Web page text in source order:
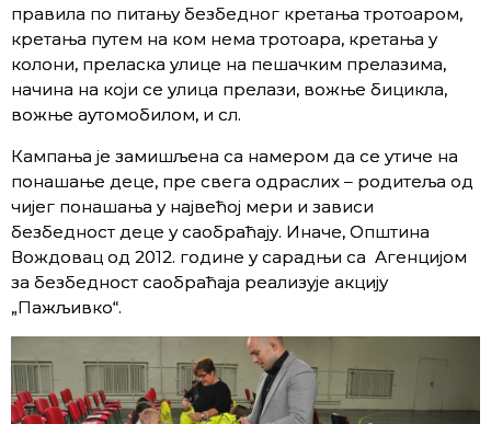
правила по питању безбедног кретања тротоаром,
кретања путем на ком нема тротоара, кретања у
колони, преласка улице на пешачким прелазима,
начина на који се улица прелази, вожње бицикла,
вожње аутомобилом, и сл.
Кампања је замишљена са намером да се утиче на
понашање деце, пре свега одраслих – родитеља од
чијег понашања у највећој мери и зависи
безбедност деце у саобраћају. Иначе, Општина
Вождовац од 2012. године у сарадњи са Агенцијом
за безбедност саобраћаја реализује акцију
„Пажљивко“.